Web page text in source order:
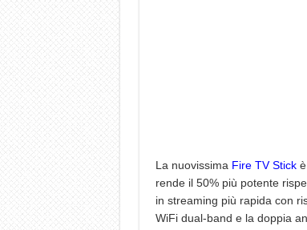
La nuovissima Fire TV Stickè
rende il 50% più potente
in streaming più rapida con
WiFi dual-band e la doppia